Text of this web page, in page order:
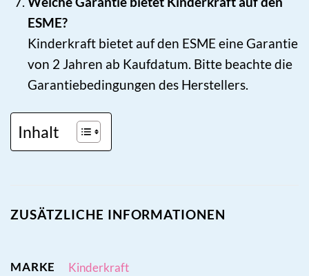
ESME?
Kinderkraft bietet auf den ESME eine Garantie
von 2 Jahren ab Kaufdatum. Bitte beachte die
Garantiebedingungen des Herstellers.
Inhalt
ZUSÄTZLICHE INFORMATIONEN
MARKE Kinderkraft